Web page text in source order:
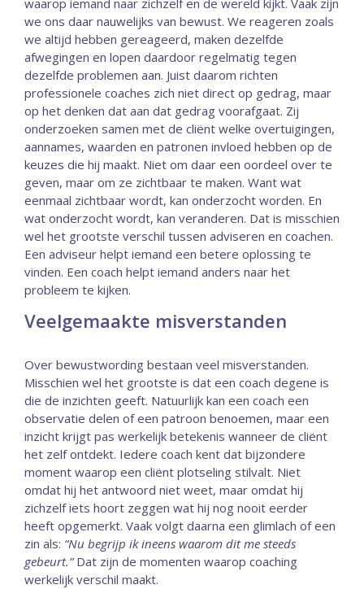
waarop iemand naar zichzelf en de wereld kijkt. Vaak zijn
we ons daar nauwelijks van bewust. We reageren zoals
we altijd hebben gereageerd, maken dezelfde
afwegingen en lopen daardoor regelmatig tegen
dezelfde problemen aan. Juist daarom richten
professionele coaches zich niet direct op gedrag, maar
op het denken dat aan dat gedrag voorafgaat. Zij
onderzoeken samen met de cliënt welke overtuigingen,
aannames, waarden en patronen invloed hebben op de
keuzes die hij maakt. Niet om daar een oordeel over te
geven, maar om ze zichtbaar te maken. Want wat
eenmaal zichtbaar wordt, kan onderzocht worden. En
wat onderzocht wordt, kan veranderen. Dat is misschien
wel het grootste verschil tussen adviseren en coachen.
Een adviseur helpt iemand een betere oplossing te
vinden. Een coach helpt iemand anders naar het
probleem te kijken.
Veelgemaakte misverstanden
Over bewustwording bestaan veel misverstanden.
Misschien wel het grootste is dat een coach degene is
die de inzichten geeft. Natuurlijk kan een coach een
observatie delen of een patroon benoemen, maar een
inzicht krijgt pas werkelijk betekenis wanneer de cliënt
het zelf ontdekt. Iedere coach kent dat bijzondere
moment waarop een cliënt plotseling stilvalt. Niet
omdat hij het antwoord niet weet, maar omdat hij
zichzelf iets hoort zeggen wat hij nog nooit eerder
heeft opgemerkt. Vaak volgt daarna een glimlach of een
zin als: “Nu begrijp ik ineens waarom dit me steeds
gebeurt.”Dat zijn de momenten waarop coaching
werkelijk verschil maakt.